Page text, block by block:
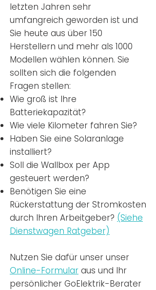
letzten Jahren sehr
umfangreich geworden ist und
Sie heute aus über 150
Herstellern und mehr als 1000
Modellen wählen können. Sie
sollten sich die folgenden
Fragen stellen:
Wie groß ist Ihre
Batteriekapazität?
Wie viele Kilometer fahren Sie?
Haben Sie eine Solaranlage
installiert?
Soll die Wallbox per App
gesteuert werden?
Benötigen Sie eine
Rückerstattung der Stromkosten
durch Ihren Arbeitgeber? (Siehe
Dienstwagen Ratgeber)
Nutzen Sie dafür unser unser
Online-Formular aus und Ihr
persönlicher GoElektrik-Berater